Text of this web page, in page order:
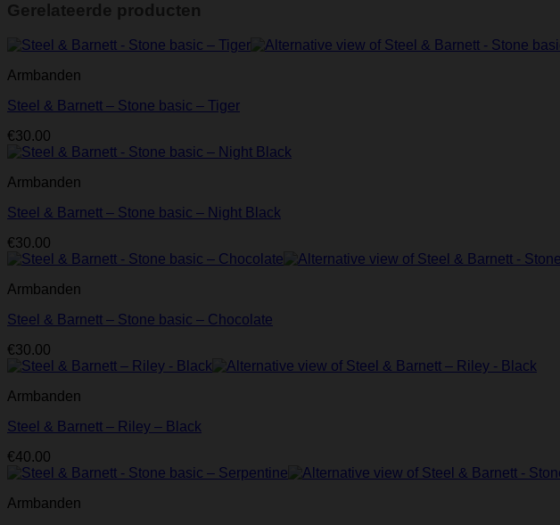
Gerelateerde producten
Armbanden
Steel & Barnett – Stone basic – Tiger
€30.00
Armbanden
Steel & Barnett – Stone basic – Night Black
€30.00
Armbanden
Steel & Barnett – Stone basic – Chocolate
€30.00
Armbanden
Steel & Barnett – Riley – Black
€40.00
Armbanden